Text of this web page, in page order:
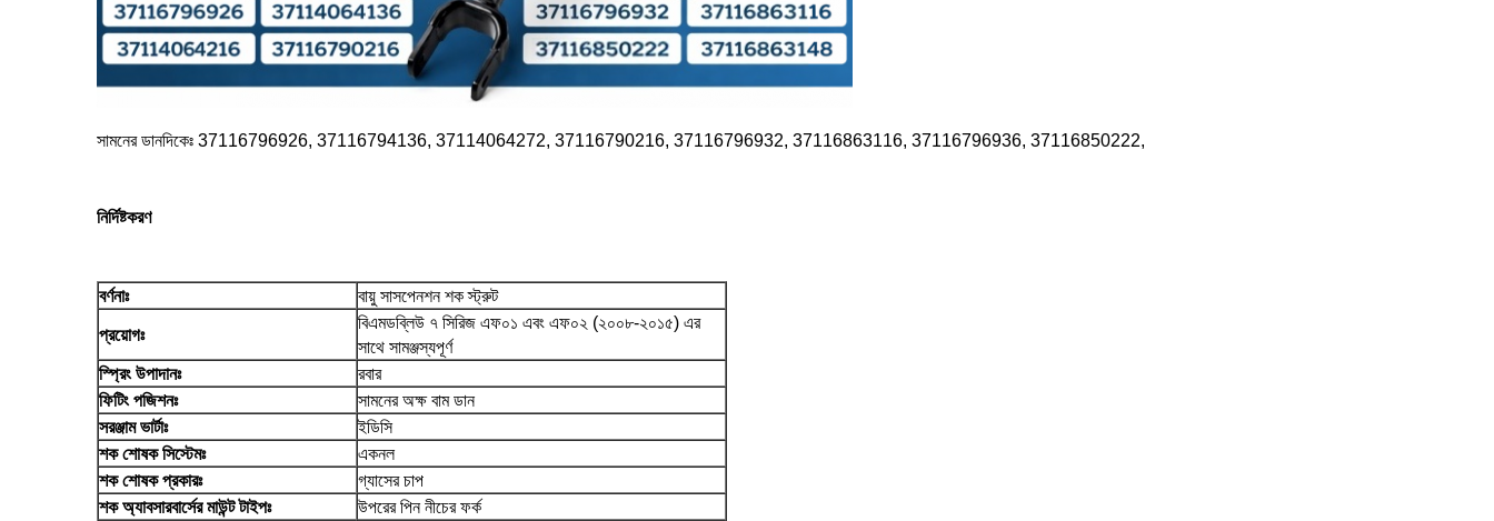
সামনের ডানদিকেঃ 37116796926, 37116794136, 37114064272, 37116790216, 37116796932, 37116863116, 37116796936, 37116850222,
নির্দিষ্টকরণ
বর্ণনাঃ বায়ু সাসপেনশন শক স্ট্রুট
প্রয়োগঃ
বিএমডব্লিউ ৭ সিরিজ এফ০১ এবং এফ০২ (২০০৮-২০১৫) এর
সাথে সামঞ্জস্যপূর্ণ
স্প্রিং উপাদানঃ
রবার
ফিটিং পজিশনঃ
সামনের অক্ষ বাম ডান
সরঞ্জাম ভার্টাঃ
ইডিসি
শক শোষক সিস্টেমঃ
একনল
শক শোষক প্রকারঃ
গ্যাসের চাপ
শক অ্যাবসারবার্সের মাউন্ট টাইপঃ
উপরের পিন নীচের ফর্ক